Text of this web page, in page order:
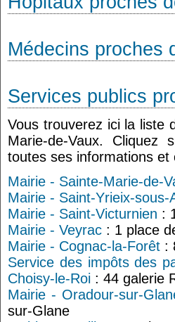
Médecins proches
Services publics
Vous trouverez ici la liste
Marie-de-Vaux. Cliquez
toutes ses informations et
Mairie - Sainte-Marie-de-
Mairie - Saint-Yrieix-sous-
Mairie - Saint-Victurnien :
Mairie - Veyrac : 1 place
Mairie - Cognac-la-Forêt :
Service des impôts des
Choisy-le-Roi : 44 galerie
Mairie - Oradour-sur-
sur-Glane